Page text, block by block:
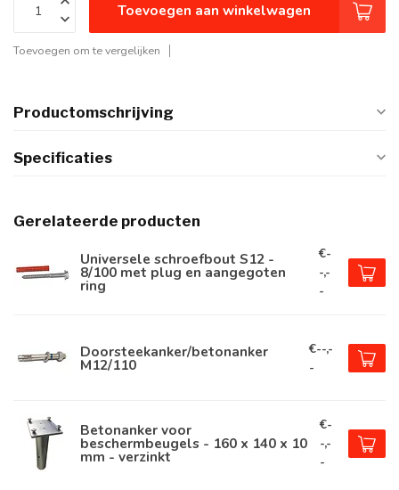
Toevoegen aan winkelwagen
Toevoegen om te vergelijken
Productomschrijving
Specificaties
Gerelateerde producten
Universele schroefbout S12 -
8/100 met plug en aangegoten
ring
€-
-,-
-
Doorsteekanker/betonanker
M12/110
€--,-
-
Betonanker voor
beschermbeugels - 160 x 140 x 10
mm - verzinkt
€-
-,-
-